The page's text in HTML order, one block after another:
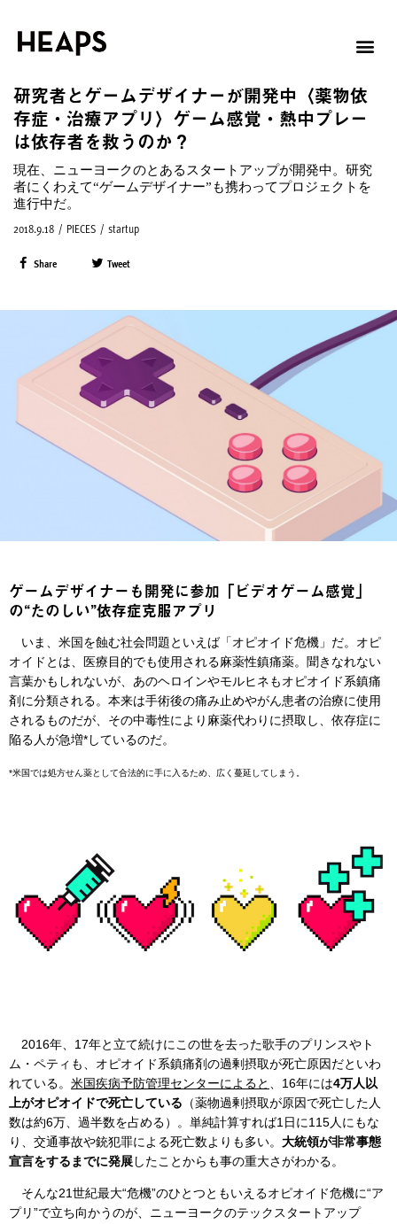
研究者とゲームデザイナーが開発中〈薬物依
存症・治療アプリ〉ゲーム感覚・熱中プレー
は依存者を救うのか？
現在、ニューヨークのとあるスタートアップが開発中。研究
者にくわえて“ゲームデザイナー”も携わってプロジェクトを
進行中だ。
2018.9.18 / PIECES / startup
Share Tweet
ゲームデザイナーも開発に参加「ビデオゲーム感覚」
の“たのしい”依存症克服アプリ
いま、米国を蝕む社会問題といえば「オピオイド危機」だ。オピ
オイドとは、医療目的でも使用される麻薬性鎮痛薬。聞きなれない
言葉かもしれないが、あのヘロインやモルヒネもオピオイド系鎮痛
剤に分類される。本来は手術後の痛み止めやがん患者の治療に使用
されるものだが、その中毒性により麻薬代わりに摂取し、依存症に
陥る人が急増*しているのだ。
*米国では処方せん薬として合法的に手に入るため、広く蔓延してしまう。
2016年、17年と立て続けにこの世を去った歌手のプリンスやト
ム・ペティも、オピオイド系鎮痛剤の過剰摂取が死亡原因だといわ
れている。 米国疾病予防管理センターによると 、16年には4万人以
上がオピオイドで死亡している （薬物過剰摂取が原因で死亡した人
数は約6万、過半数を占める）。単純計算すれば1日に115人にもな
り、交通事故や銃犯罪による死亡数よりも多い。 大統領が非常事態
宣言をするまでに発展したことからも事の重大さがわかる。
そんな21世紀最大“危機”のひとつともいえるオピオイド危機に“ア
プリ”で立ち向かうのが、ニューヨークのテックスタートアップ